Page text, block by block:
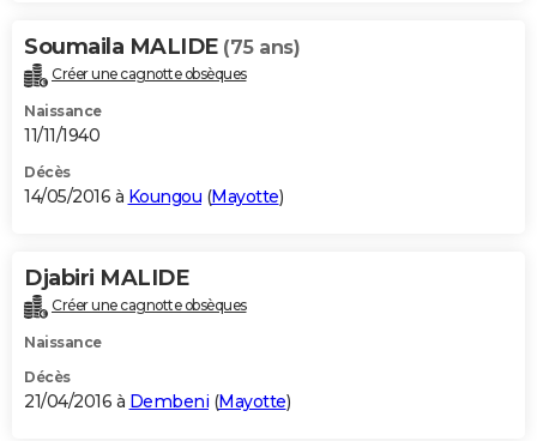
Soumaila MALIDE (75 ans)
Créer une cagnotte obsèques
Naissance
11/11/1940
Décès
14/05/2016 à Koungou (Mayotte)
Djabiri MALIDE
Créer une cagnotte obsèques
Naissance
Décès
21/04/2016 à Dembeni (Mayotte)